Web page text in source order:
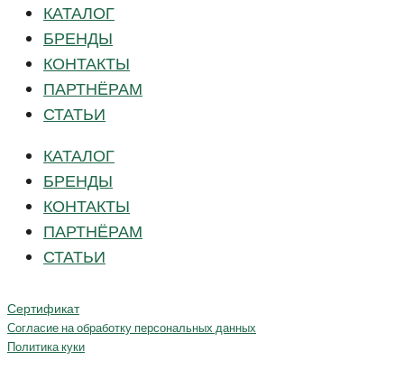
КАТАЛОГ
БРЕНДЫ
КОНТАКТЫ
ПАРТНЁРАМ
СТАТЬИ
КАТАЛОГ
БРЕНДЫ
КОНТАКТЫ
ПАРТНЁРАМ
СТАТЬИ
Сертификат
Согласие на обработку персональных данных
Политика куки